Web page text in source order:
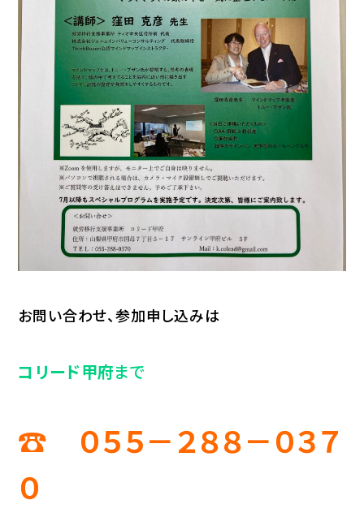
お問い合わせ、参加申し込みは
コリード甲府まで
☎ ０５５－２８８－０３７
０